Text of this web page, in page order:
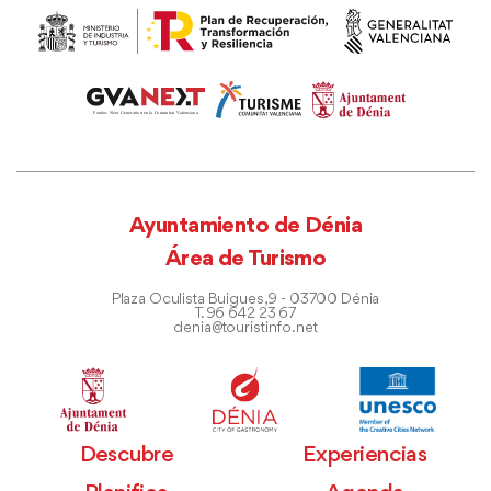
Ayuntamiento de Dénia
Área de Turismo
Plaza Oculista Buigues, 9 - 03700 Dénia
T. 96 642 23 67
denia@touristinfo.net
Descubre
Experiencias